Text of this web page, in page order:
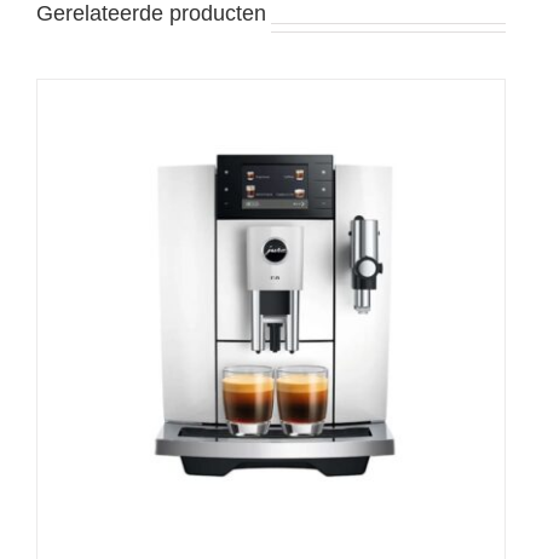
Gerelateerde producten